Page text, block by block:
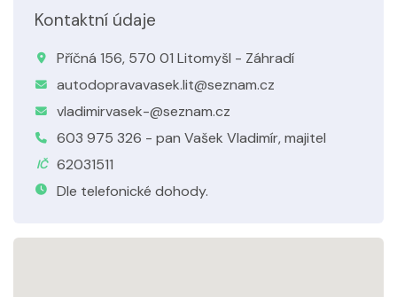
Kontaktní údaje
Příčná 156, 570 01 Litomyšl - Záhradí
autodopravavasek.lit@seznam.cz
vladimirvasek-@seznam.cz
603 975 326 - pan Vašek Vladimír, majitel
IČ
62031511
Dle telefonické dohody.